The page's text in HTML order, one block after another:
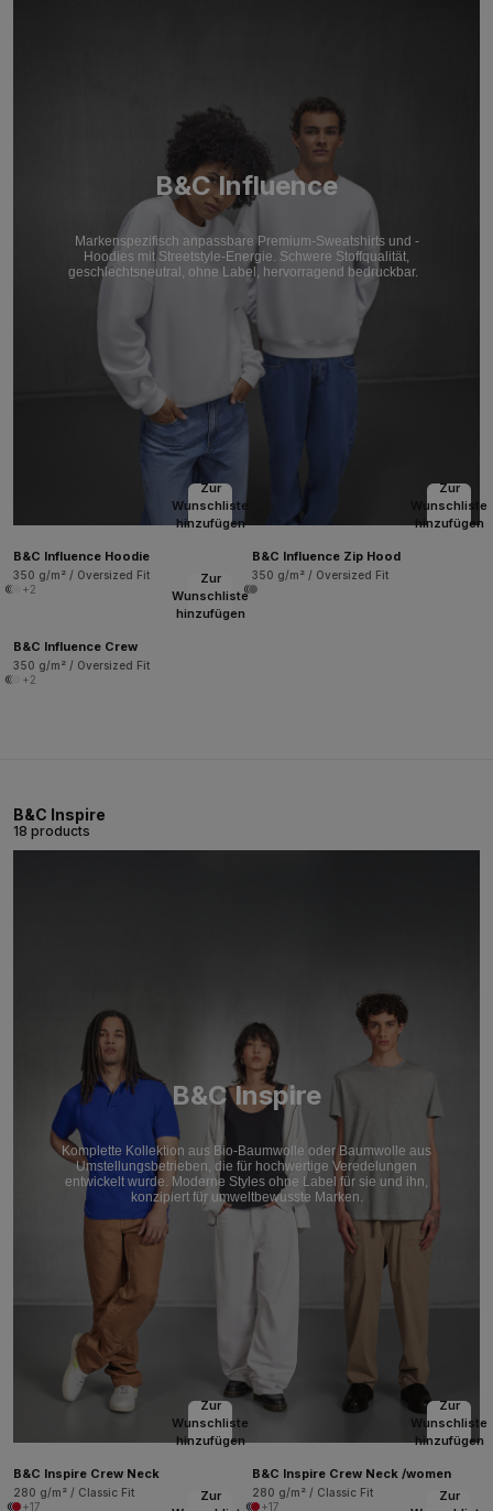
B&C Influence
Markenspezifisch anpassbare Premium-Sweatshirts und -
Hoodies mit Streetstyle-Energie. Schwere Stoffqualität,
geschlechtsneutral, ohne Label, hervorragend bedruckbar.
Zur
Wunschliste
hinzufügen
B&C Influence Hoodie
350 g/m² / Oversized Fit
+2
Zur
Wunschliste
hinzufügen
B&C Influence Zip Hood
350 g/m² / Oversized Fit
Zur
Wunschliste
hinzufügen
B&C Influence Crew
350 g/m² / Oversized Fit
+2
B&C Inspire
18 products
B&C Inspire
Komplette Kollektion aus Bio-Baumwolle oder Baumwolle aus
Umstellungsbetrieben, die für hochwertige Veredelungen
entwickelt wurde. Moderne Styles ohne Label für sie und ihn,
konzipiert für umweltbewusste Marken.
Zur
Wunschliste
hinzufügen
B&C Inspire Crew Neck
280 g/m² / Classic Fit
+17
Zur
Wunschliste
hinzufügen
B&C Inspire Crew Neck /women
280 g/m² / Classic Fit
+17
Zur
Zur